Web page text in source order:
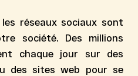
réseaux sociaux sont
société. Des millions
chaque jour sur des
des sites web pour se